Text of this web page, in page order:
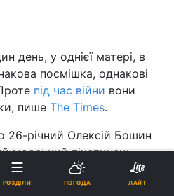
день, у однієї матері, в
посмішка, однакові
під час війни вони
пише The Times.
26-річний Олексій Бошин
морський піхотинець,
році і який провів
умовах у
РОЗДІЛИ ПОГОДА ЛАЙТ